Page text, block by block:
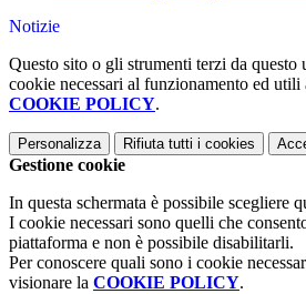
Notizie
Questo sito o gli strumenti terzi da
cookie necessari al funzionamento ed
COOKIE POLICY.
Personalizza Rifiuta tutti i cookies
Gestione cookie
In questa schermata è possibile scegliere
I cookie necessari sono quelli che
piattaforma e non è possibile disabilitarli.
Per conoscere quali sono i cookie
visionare la COOKIE POLICY.